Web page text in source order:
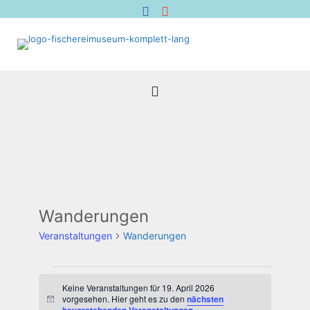
Wanderungen
Veranstaltungen Wanderungen
für
Hinweis
Keine Veranstaltungen für 19. April 2026
vorgesehen. Hier geht es zu dennächsten